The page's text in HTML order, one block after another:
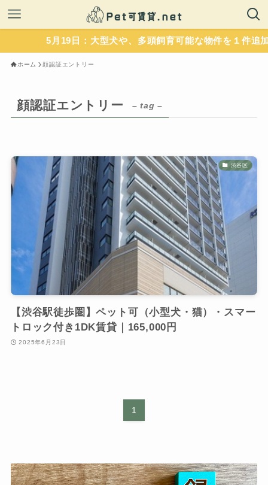
5月19日：大型犬や、多頭飼育可能な物件を１件追加
ホーム 顔認証エントリー
顔認証エントリー – tag –
渋谷区
【渋谷駅徒歩圏】ペット可（小型犬・猫）・スマー
トロック付き1DK賃貸｜165,000円
2025年6月23日
1